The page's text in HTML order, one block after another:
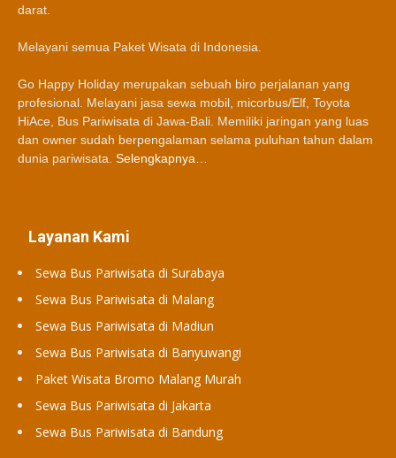
darat.
Melayani semua Paket Wisata di Indonesia.
Go Happy Holiday merupakan sebuah biro perjalanan yang
profesional. Melayani jasa sewa mobil, micorbus/Elf, Toyota
HiAce, Bus Pariwisata di Jawa-Bali. Memiliki jaringan yang luas
dan owner sudah berpengalaman selama puluhan tahun dalam
dunia pariwisata. Selengkapnya…
Layanan Kami
Sewa Bus Pariwisata di Surabaya
Sewa Bus Pariwisata di Malang
Sewa Bus Pariwisata di Madiun
Sewa Bus Pariwisata di Banyuwangi
Paket Wisata Bromo Malang Murah
Sewa Bus Pariwisata di Jakarta
Sewa Bus Pariwisata di Bandung